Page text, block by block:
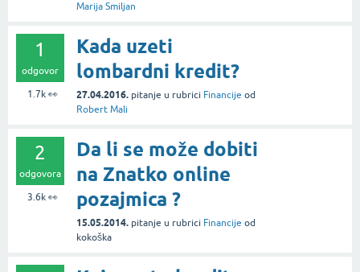
Marija Smiljan
1
odgovor
1.7k👀
Kada uzeti
lombardni kredit?
27.04.2016. pitanje u rubrici Financije od
Robert Mali
2
odgovora
3.6k👀
Da li se može dobiti
na Znatko online
pozajmica ?
15.05.2014. pitanje u rubrici Financije od
kokoška